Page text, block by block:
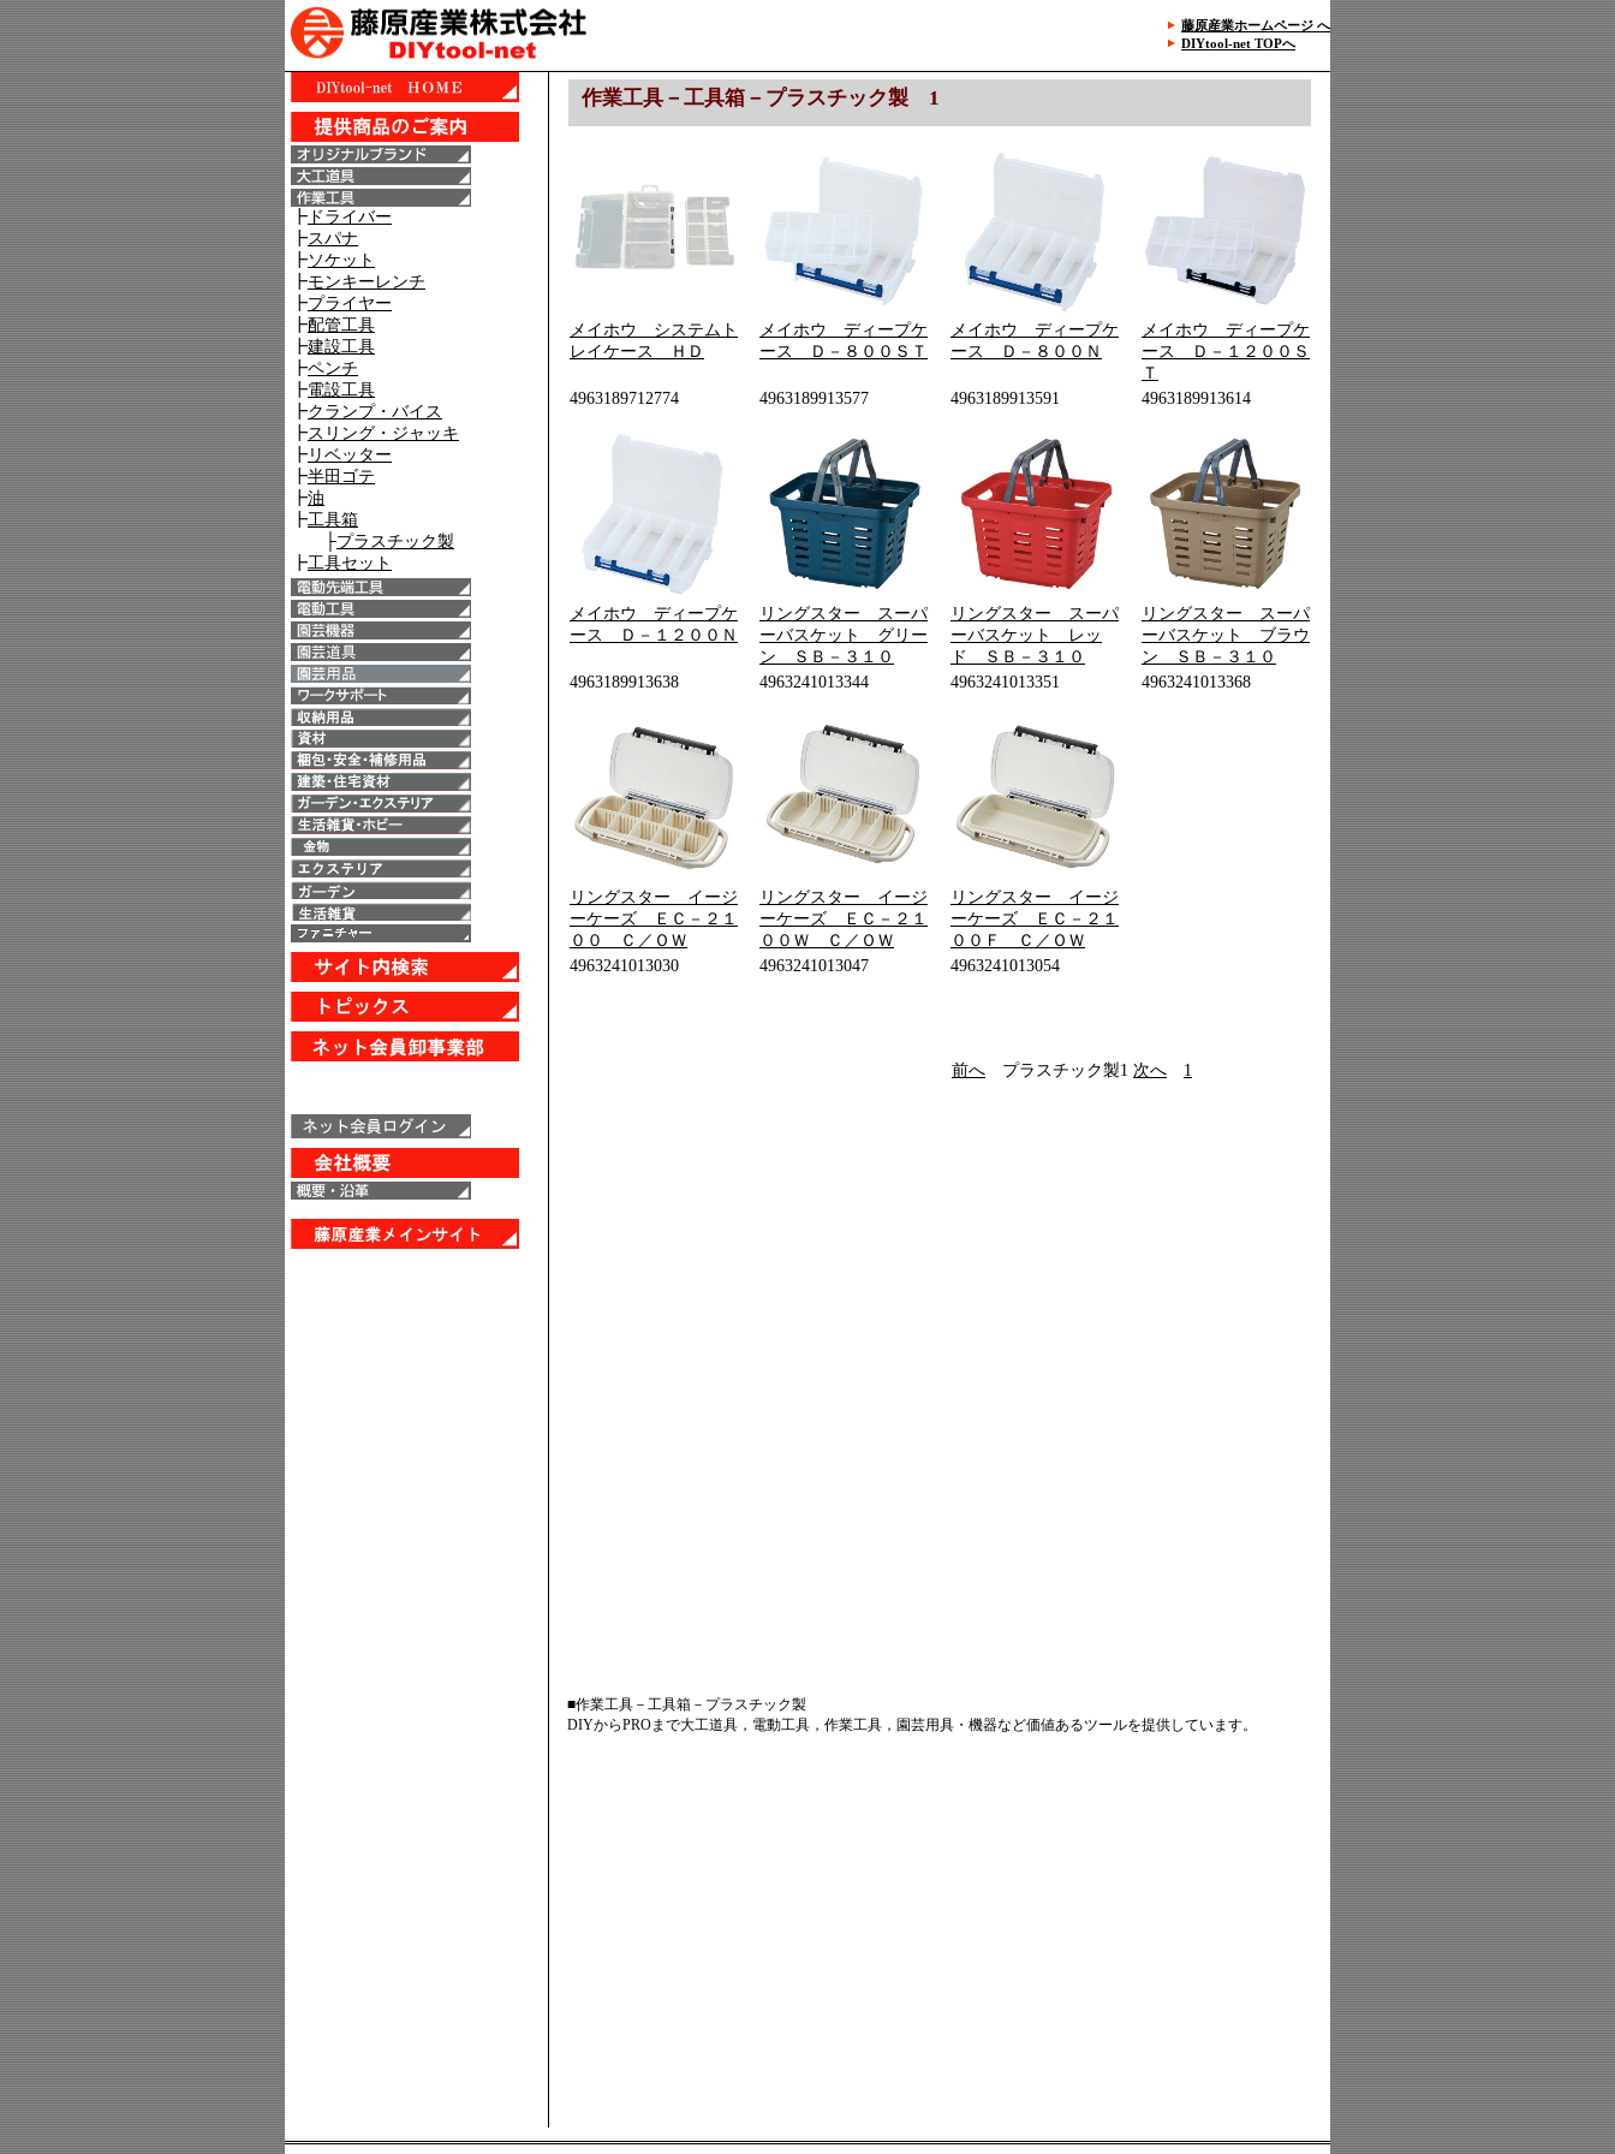
藤原産業ホームページ へ
DIYtool-net TOPへ
作業工具－工具箱－プラスチック製 1
メイホウ システムト
レイケース ＨＤ
メイホウ ディープケ
ース Ｄ－８００ＳＴ
メイホウ ディープケ
ース Ｄ－８００Ｎ
メイホウ ディープケ
ース Ｄ－１２００Ｓ
Ｔ
4963189712774
4963189913577 4963189913591 4963189913614
メイホウ ディープケ
ース Ｄ－１２００Ｎ
リングスター スーパ
ーバスケット グリー
ン ＳＢ－３１０
リングスター スーパ
ーバスケット レッ
ド ＳＢ－３１０
リングスター スーパ
ーバスケット ブラウ
ン ＳＢ－３１０
4963189913638
4963241013344 4963241013351 4963241013368
リングスター イージ
ーケーズ ＥＣ－２１
００ Ｃ／ＯＷ
リングスター イージ
ーケーズ ＥＣ－２１
００Ｗ Ｃ／ＯＷ
リングスター イージ
ーケーズ ＥＣ－２１
００Ｆ Ｃ／ＯＷ
4963241013030
4963241013047 4963241013054
前へ プラスチック製1 次へ 1
■作業工具－工具箱－プラスチック製
DIYからPROまで大工道具，電動工具，作業工具，園芸用具・機器など価値あるツールを提供しています。